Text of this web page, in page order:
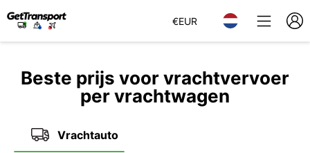
€EUR
Beste prijs voor vrachtvervoer
per vrachtwagen
Vrachtauto